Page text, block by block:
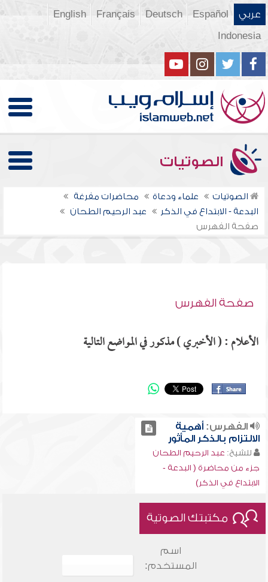
عربي Español
Deutsch
Français
English
Indonesia
الصوتيات
الصوتيات علماء ودعاة
محاضرات مفرغة
البدعة - الابتداع في الذكر
عبد الرحيم الطحان
صفحة الفهرس
صفحة الفهرس
الأعلام : ( الأخبري ) مذكور في المواضع التالية
الفهرس:أهمية
الالتزام بالذكر المأثور
للشيخ: عبد الرحيم الطحان
جزء من محاضرة ( البدعة -
الابتداع في الذكر)
مكتبتك الصوتية
اسم
المستخدم: